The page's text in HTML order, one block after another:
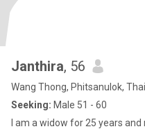
Janthira, 56
Wang Thong, Phitsanulok,
Seeking: Male 51 - 60
I am a widow for 25 years